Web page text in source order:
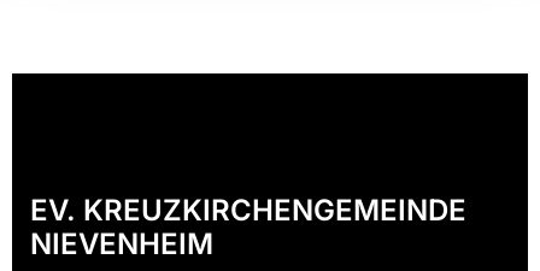
EV. KREUZKIRCHENGEMEINDE
NIEVENHEIM